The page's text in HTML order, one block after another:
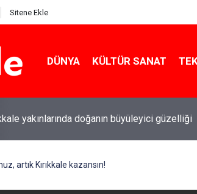
Sitene Ekle
DÜNYA KÜLTÜR SANAT
yakınlarında doğanın büyüleyici güzelliği
artık Kırıkkale kazansın!